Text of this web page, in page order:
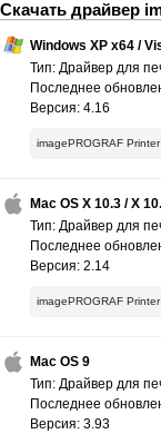
Скачать драйвер
Windows XP x64 /
Тип: Драйвер для
Последнее
Версия: 4.16
imagePROGRAF
Mac OS X 10.3 / X
Тип: Драйвер для
Последнее
Версия: 2.14
imagePROGRAF
Mac OS 9
Тип: Драйвер для
Последнее
Версия: 3.93